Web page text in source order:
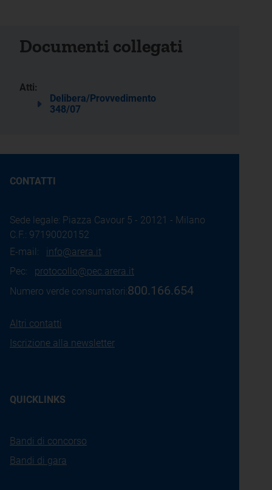
Documenti collegati
Atti:
Delibera/Provvedimento
348/07
CONTATTI
Sede legale: Piazza Cavour 5 - 20121 - Milano
C.F.: 97190020152
E-mail: info@arera.it
Pec: protocollo@pec.arera.it
Numero verde consumatori:800.166.654
Altri contatti
Iscrizione alla newsletter
QUICKLINKS
Bandi di concorso
Bandi di gara